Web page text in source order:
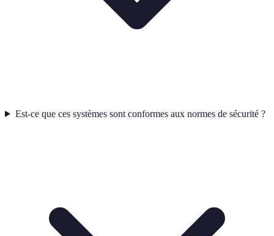
Est-ce que ces systèmes sont conformes aux normes de sécurité ?